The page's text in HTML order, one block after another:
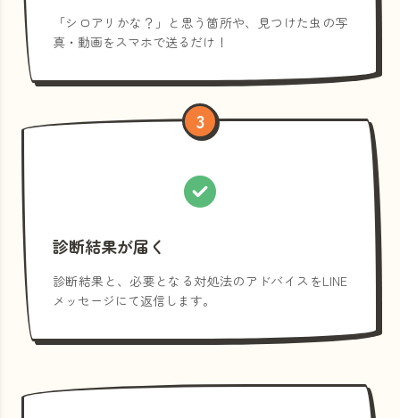
「シロアリかな？」と思う箇所や、見つけた虫の写
真・動画をスマホで送るだけ！
3
診断結果が届く
診断結果と、必要となる対処法のアドバイスをLINE
メッセージにて返信します。